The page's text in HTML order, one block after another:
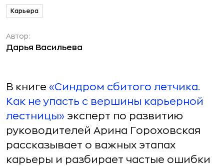
Карьера
Автор:
Дарья Васильева
В книге «Синдром сбитого летчика.
Как не упасть с вершины карьерной
лестницы» эксперт по развитию
руководителей Арина Гороховская
рассказывает о важных этапах
карьеры и разбирает частые ошибки